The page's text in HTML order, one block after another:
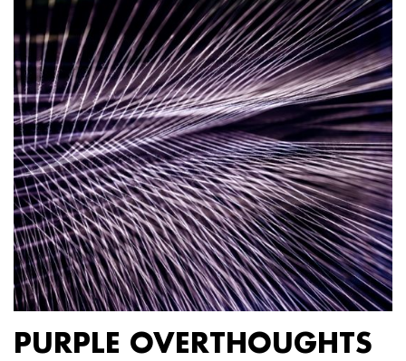
PURPLE OVERTHOUGHTS